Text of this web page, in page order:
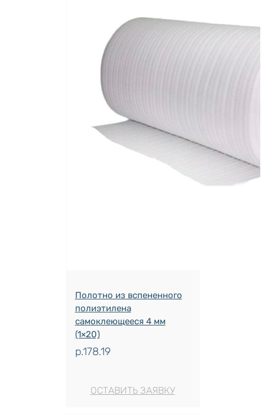
Полотно из вспененного
полиэтилена
самоклеющееся 4 мм
(1×20)
р.178.19
ОСТАВИТЬ ЗАЯВКУ